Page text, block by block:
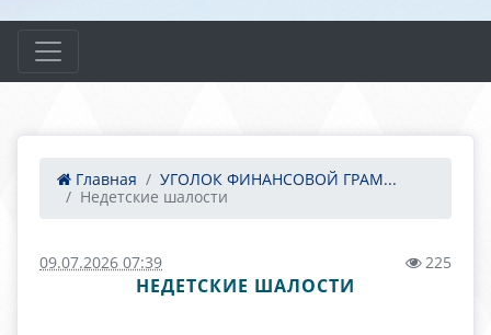
Главная
УГОЛОК ФИНАНСОВОЙ ГРАМ...
Недетские шалости
09.07.2026 07:39 225
НЕДЕТСКИЕ ШАЛОСТИ